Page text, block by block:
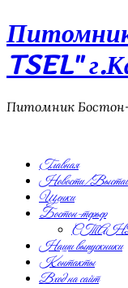
TSEL"
Питомник
Главная
Новости/
Щенки
Бостон-терьер
Наши выпускники
Контакты
Вход на сайт